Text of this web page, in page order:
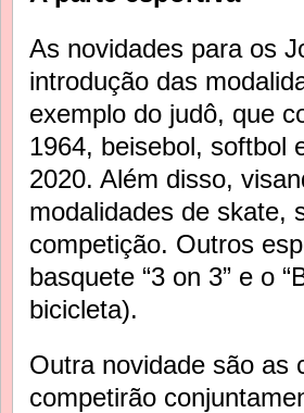
As novidades para os
introdução das
exemplo do judô, que
1964, beisebol, softbol
2020. Além disso,
modalidades de skate,
competição. Outros
basquete “3 on 3” e o
bicicleta).
Outra novidade são as
competirão